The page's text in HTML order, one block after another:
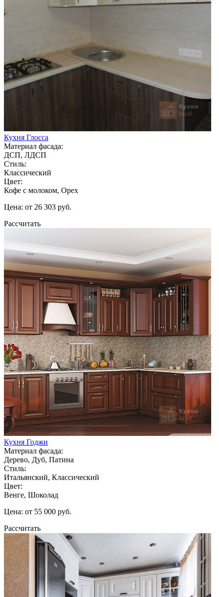
Кухня Глосса
Материал фасада:
ДСП, ЛДСП
Стиль:
Классический
Цвет:
Кофе с молоком, Орех
Цена: от 26 303 руб.
Рассчитать
Кухня Годжи
Материал фасада:
Дерево, Дуб, Патина
Стиль:
Итальянский, Классический
Цвет:
Венге, Шоколад
Цена: от 55 000 руб.
Рассчитать